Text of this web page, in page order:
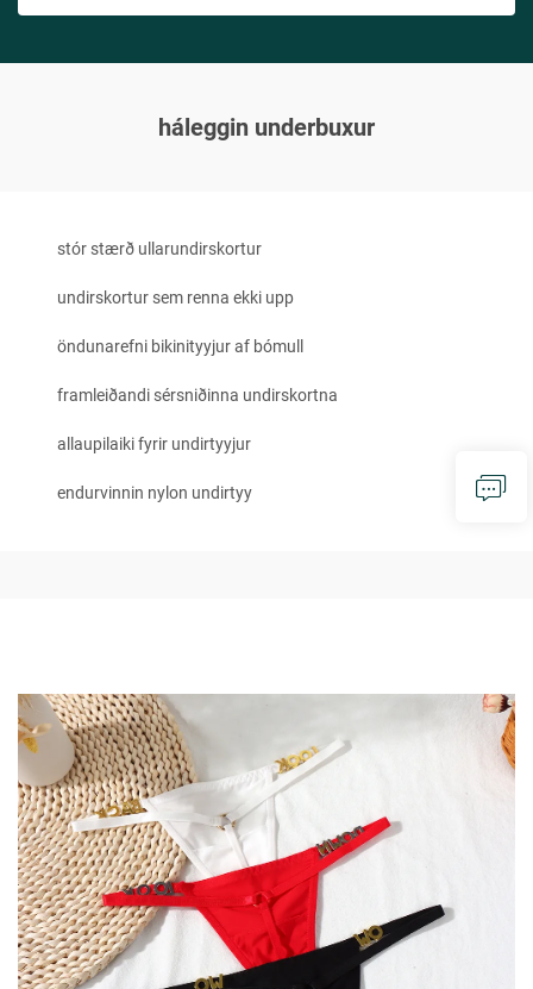
háleggin underbuxur
stór stærð ullarundirskortur
undirskortur sem renna ekki upp
öndunarefni bikinityyjur af bómull
framleiðandi sérsniðinna undirskortna
allaupilaiki fyrir undirtyyjur
endurvinnin nylon undirtyy